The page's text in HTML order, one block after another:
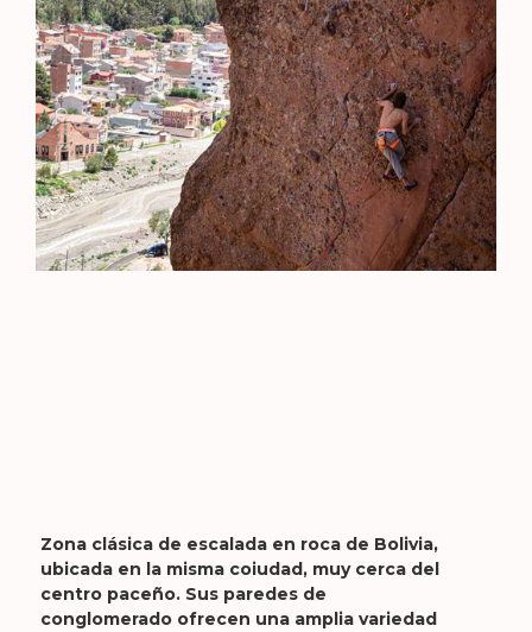
Zona clásica de escalada en roca de Bolivia,
ubicada en la misma coiudad, muy cerca del
centro paceño. Sus paredes de
conglomerado ofrecen una amplia variedad